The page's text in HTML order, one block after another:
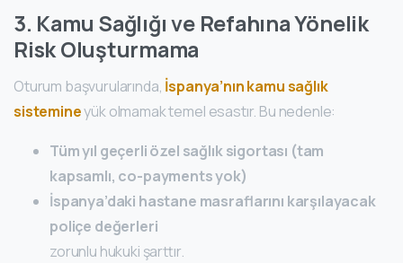
3. Kamu Sağlığı ve Refahına Yönelik
Risk Oluşturmama
Oturum başvurularında, İspanya’nın kamu sağlık
sistemineyük olmamak temel esastır. Bu nedenle:
Tüm yıl geçerli özel sağlık sigortası (tam
kapsamlı, co-payments yok)
İspanya’daki hastane masraflarını karşılayacak
poliçe değerleri
zorunlu hukuki şarttır.